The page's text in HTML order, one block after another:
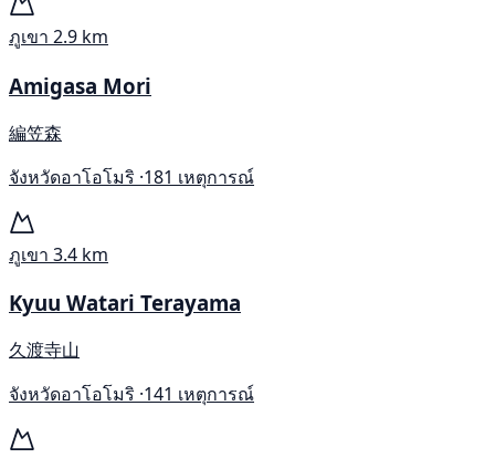
ภูเขา 2.9 km
Amigasa Mori
編笠森
จังหวัดอาโอโมริ ·181 เหตุการณ์
ภูเขา 3.4 km
Kyuu Watari Terayama
久渡寺山
จังหวัดอาโอโมริ ·141 เหตุการณ์